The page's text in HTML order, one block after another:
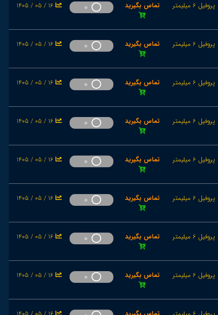
پروفیل 6 میلیمتر تماس بگیرید 1405 / 05 / 16
پروفیل 6 میلیمتر تماس بگیرید 1405 / 05 / 16
پروفیل 6 میلیمتر تماس بگیرید 1405 / 05 / 16
پروفیل 6 میلیمتر تماس بگیرید 1405 / 05 / 16
پروفیل 6 میلیمتر تماس بگیرید 1405 / 05 / 16
پروفیل 6 میلیمتر تماس بگیرید 1405 / 05 / 16
پروفیل 6 میلیمتر تماس بگیرید 1405 / 05 / 16
پروفیل 6 میلیمتر تماس بگیرید 1405 / 05 / 16